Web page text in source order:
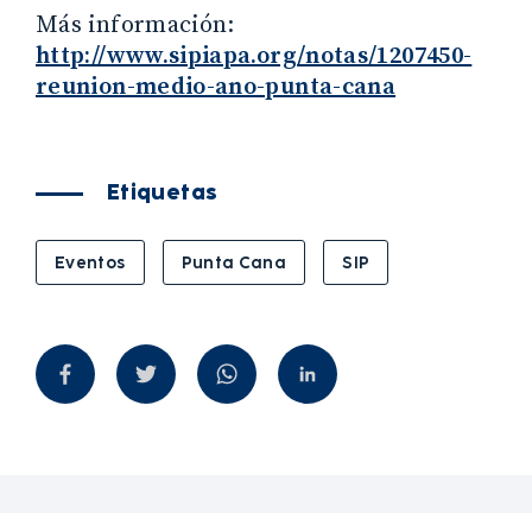
Más información:
http://www.sipiapa.org/notas/1207450-
reunion-medio-ano-punta-cana
Etiquetas
Eventos Punta Cana SIP